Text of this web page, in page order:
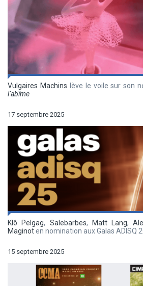
Vulgaires Machins lève le voile sur son
l’abîme
17 septembre 2025
Klô Pelgag, Salebarbes, Matt Lang,
Maginoten nomination aux Galas ADISQ
15 septembre 2025